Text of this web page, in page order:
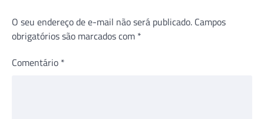
O seu endereço de e-mail não será publicado. Campos
obrigatórios são marcados com *
Comentário *